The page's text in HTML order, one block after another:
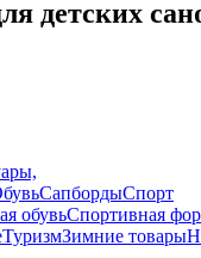
детских
СапбордыСпорт
обувьСпортивная
ТуризмЗимние товары